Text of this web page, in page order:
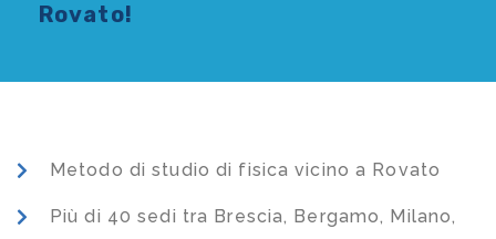
Rovato!
Metodo di studio di fisica vicino a Rovato
Più di 40 sedi tra Brescia, Bergamo, Milano,